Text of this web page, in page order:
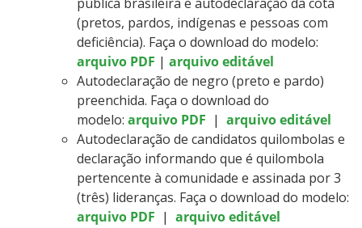
(pretos, pardos, indígenas e pessoas com
deficiência). Faça o download do modelo:
arquivo PDF | arquivo editável
Autodeclaração de negro (preto e pardo)
preenchida. Faça o download do
modelo: arquivo PDF | arquivo editável
Autodeclaração de candidatos quilombolas e
declaração informando que é quilombola
pertencente à comunidade e assinada por 3
(três) lideranças. Faça o download do modelo:
arquivo PDF | arquivo editável